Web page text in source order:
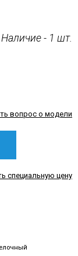
Наличие - 1 шт.
вопрос о модели
специальную цену